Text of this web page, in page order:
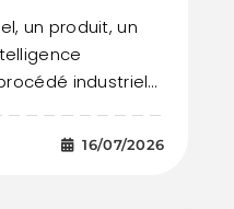
un produit, un
industriel…
16/07/2026